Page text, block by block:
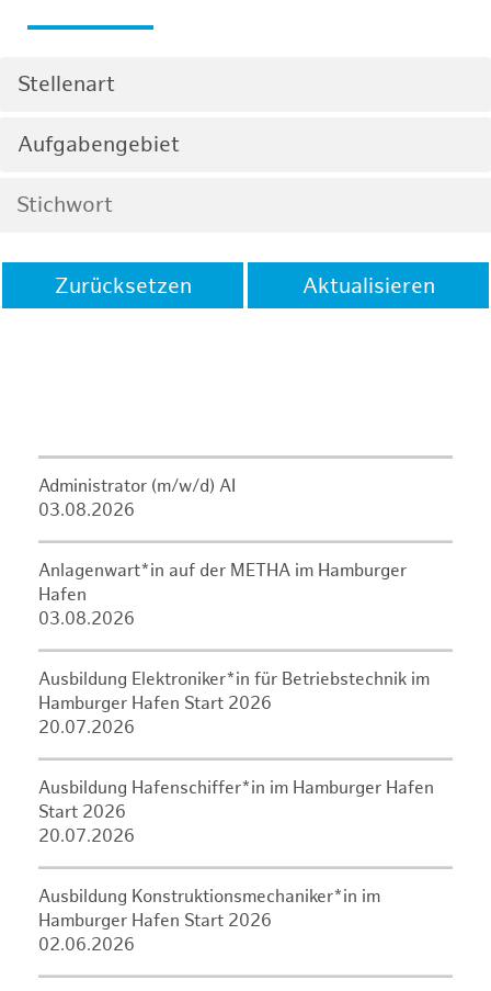
Stellenart
Aufgabengebiet
Zurücksetzen Aktualisieren
Administrator (m/w/d) AI
03.08.2026
Anlagenwart*in auf der METHA im Hamburger
Hafen
03.08.2026
Ausbildung Elektroniker*in für Betriebstechnik im
Hamburger Hafen Start 2026
20.07.2026
Ausbildung Hafenschiffer*in im Hamburger Hafen
Start 2026
20.07.2026
Ausbildung Konstruktionsmechaniker*in im
Hamburger Hafen Start 2026
02.06.2026